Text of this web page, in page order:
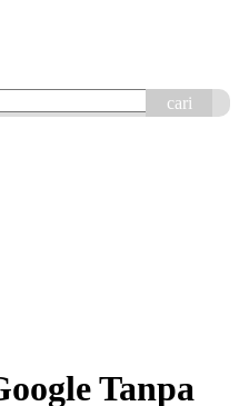
cari
Tanpa